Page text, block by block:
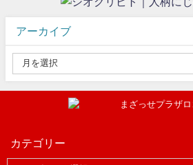
アーカイブ
カテゴリー